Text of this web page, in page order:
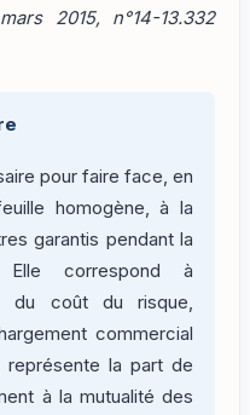
2015, n°14-13.332
pour faire face, en
homogène, à la
garantis pendant la
correspond à
du coût du risque,
commercial
la part de
à la mutualité des